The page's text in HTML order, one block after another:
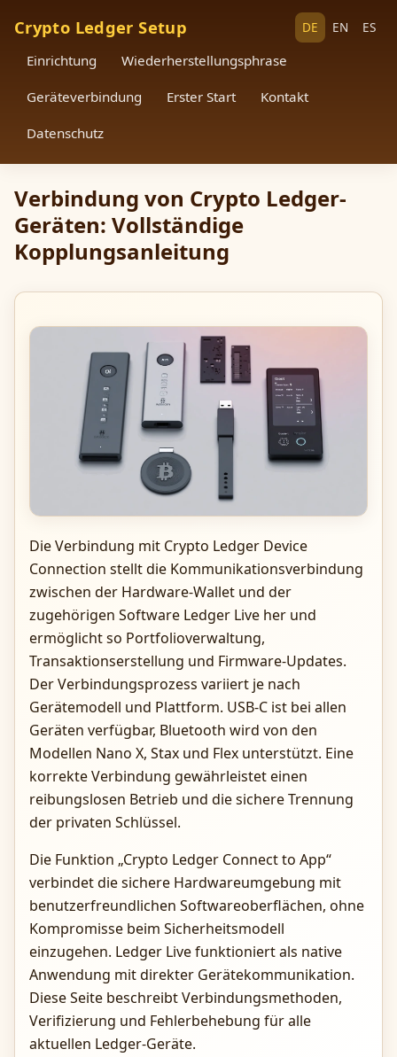
Crypto Ledger Setup
Einrichtung Wiederherstellungsphrase
Geräteverbindung Erster Start Kontakt
Datenschutz
DE EN ES
Verbindung von Crypto Ledger-
Geräten: Vollständige
Kopplungsanleitung
Die Verbindung mit Crypto Ledger Device
Connection stellt die Kommunikationsverbindung
zwischen der Hardware-Wallet und der
zugehörigen Software Ledger Live her und
ermöglicht so Portfolioverwaltung,
Transaktionserstellung und Firmware-Updates.
Der Verbindungsprozess variiert je nach
Gerätemodell und Plattform. USB-C ist bei allen
Geräten verfügbar, Bluetooth wird von den
Modellen Nano X, Stax und Flex unterstützt. Eine
korrekte Verbindung gewährleistet einen
reibungslosen Betrieb und die sichere Trennung
der privaten Schlüssel.
Die Funktion „Crypto Ledger Connect to App“
verbindet die sichere Hardwareumgebung mit
benutzerfreundlichen Softwareoberflächen, ohne
Kompromisse beim Sicherheitsmodell
einzugehen. Ledger Live funktioniert als native
Anwendung mit direkter Gerätekommunikation.
Diese Seite beschreibt Verbindungsmethoden,
Verifizierung und Fehlerbehebung für alle
aktuellen Ledger-Geräte.